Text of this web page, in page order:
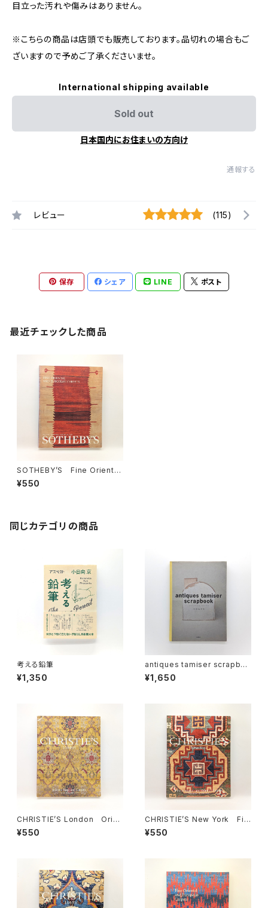
目立った汚れや傷みはありません。
※こちらの商品は店頭でも販売しております。品切れの場合もご
ざいますので予めご了承くださいませ。
International shipping available
Sold out
日本国内にお住まいの方向け
通報する
レビュー (115)
保存 シェア LINE ポスト
最近チェックした商品
SOTHEBY’S Fine Oriental
and European Carpets NE
W YORK・WEDNESDAY,FEB
¥550
同じカテゴリの商品
考える鉛筆
¥1,350
antiques tamiser scrapboo
k（アンティークス タミゼ ・スク
ラップブック）
¥1,650
CHRISTIE’S London Orien
tal Rugs and Carpets TH
URSDAY 25 APRIL 2002
¥550
CHRISTIE’S New York Fin
e European and Oriental C
arpets WEDNESDAY 19 AP
¥550